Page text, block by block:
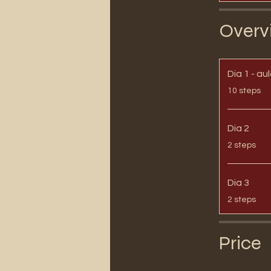
Dia 1 -
.10 steps
Dia 2
.2 steps
Dia 3
.2 steps
Price